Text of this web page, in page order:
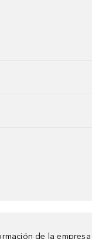
de la empresa